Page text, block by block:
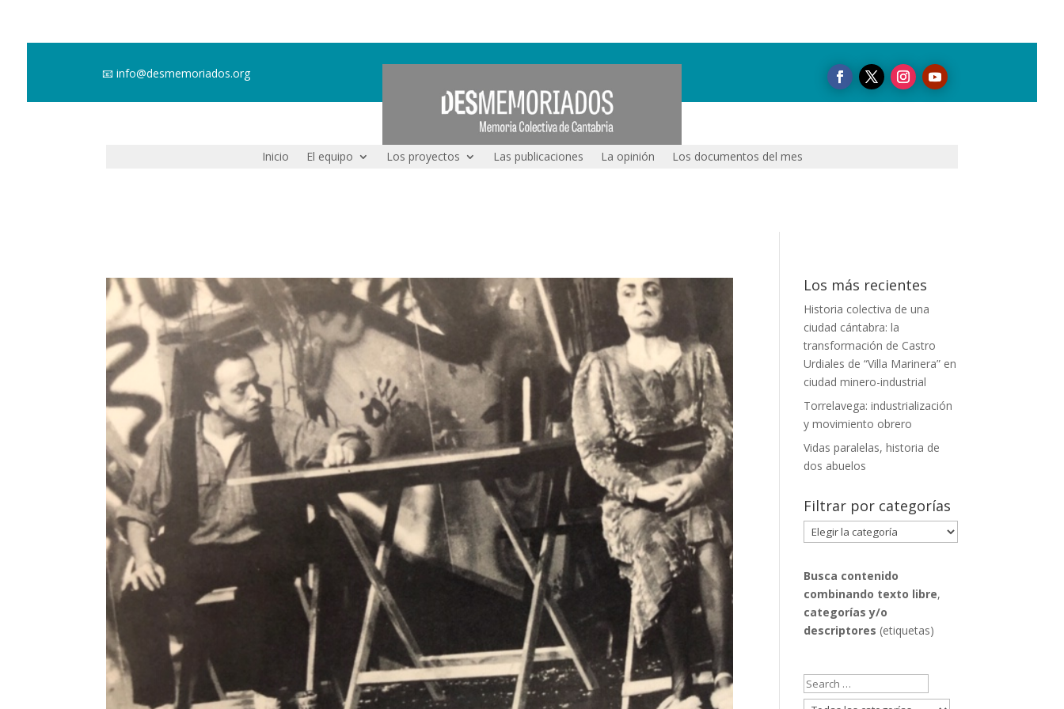
📧info@desmemoriados.org
Inicio El equipo Los proyectos Las publicaciones La opinión Los documentos del mes
Los más recientes
Historia colectiva de una
ciudad cántabra: la
transformación de Castro
Urdiales de “Villa Marinera” en
ciudad minero-industrial
Torrelavega: industrialización
y movimiento obrero
Vidas paralelas, historia de
dos abuelos
Filtrar por categorías
Filtrar
por
Busca contenido
combinando texto libre,
categorías y/o
descriptores (etiquetas)